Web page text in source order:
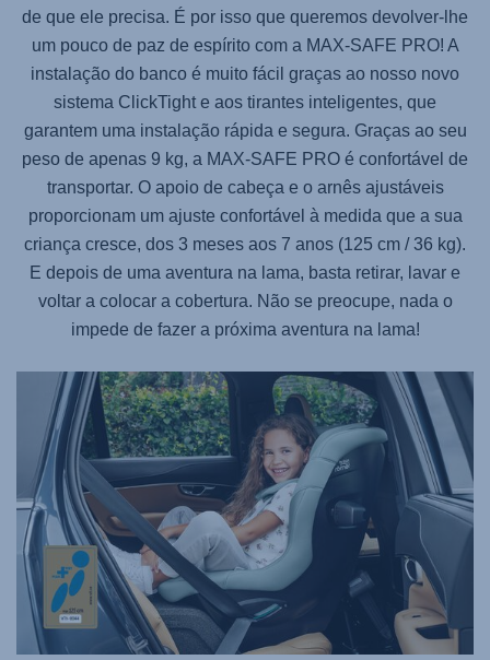
de que ele precisa. É por isso que queremos devolver-lhe
um pouco de paz de espírito com a MAX-SAFE PRO! A
instalação do banco é muito fácil graças ao nosso novo
sistema ClickTight e aos tirantes inteligentes, que
garantem uma instalação rápida e segura. Graças ao seu
peso de apenas 9 kg, a MAX-SAFE PRO é confortável de
transportar. O apoio de cabeça e o arnês ajustáveis
proporcionam um ajuste confortável à medida que a sua
criança cresce, dos 3 meses aos 7 anos (125 cm / 36 kg).
E depois de uma aventura na lama, basta retirar, lavar e
voltar a colocar a cobertura. Não se preocupe, nada o
impede de fazer a próxima aventura na lama!